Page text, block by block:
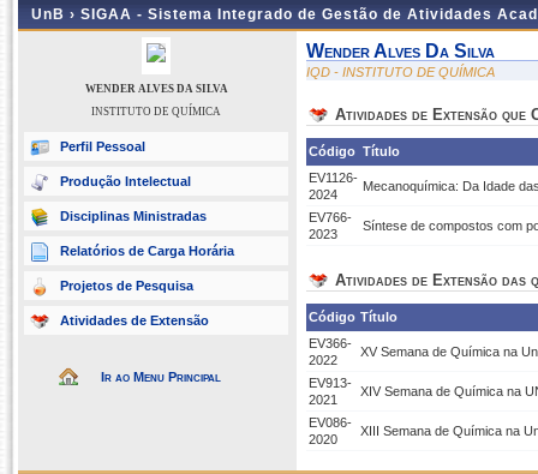
UnB › SIGAA - Sistema Integrado de Gestão de Atividades
WENDER ALVES DA SILVA
INSTITUTO DE QUÍMICA
Perfil Pessoal
Produção Intelectual
Disciplinas Ministradas
Relatórios de Carga Horária
Projetos de Pesquisa
Atividades de Extensão
Ir ao Menu Principal
Wender Alves Da Silva
IQD - INSTITUTO DE QUÍMICA
Atividades de Extensão que
Código Título
EV1126-
2024
Mecanoquímica: Da Idade
EV766-
2023
Síntese de compostos com
Atividades de Extensão das
Código Título
EV366-
2022
XV Semana de Química na
EV913-
2021
XIV Semana de Química na
EV086-
2020
XIII Semana de Química na